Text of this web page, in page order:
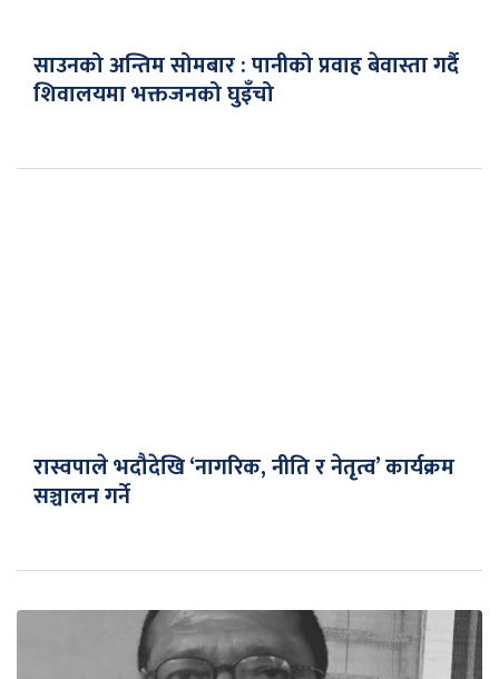
साउनको अन्तिम सोमबार : पानीको प्रवाह बेवास्ता गर्दै
शिवालयमा भक्तजनको घुइँचो
रास्वपाले भदौदेखि ‘नागरिक, नीति र नेतृत्व’ कार्यक्रम
सञ्चालन गर्ने